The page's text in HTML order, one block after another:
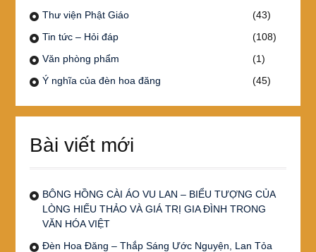
Thư viện Phật Giáo
(43)
Tin tức – Hỏi đáp
(108)
Văn phòng phẩm
(1)
Ý nghĩa của đèn hoa đăng
(45)
Bài viết mới
BÔNG HỒNG CÀI ÁO VU LAN – BIỂU TƯỢNG CỦA
LÒNG HIẾU THẢO VÀ GIÁ TRỊ GIA ĐÌNH TRONG
VĂN HÓA VIỆT
Đèn Hoa Đăng – Thắp Sáng Ước Nguyện, Lan Tỏa